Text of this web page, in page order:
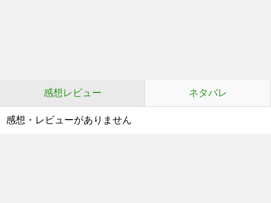
感想レビュー ネタバレ
感想・レビューがありません